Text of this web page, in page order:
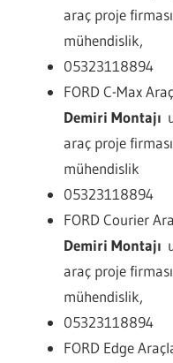
araç proje
mühendislik,
05323118894
FORD C-Max
Demiri Montajı
araç proje
mühendislik
05323118894
FORD Courier
Demiri Montajı
araç proje
mühendislik,
05323118894
FORD Edge